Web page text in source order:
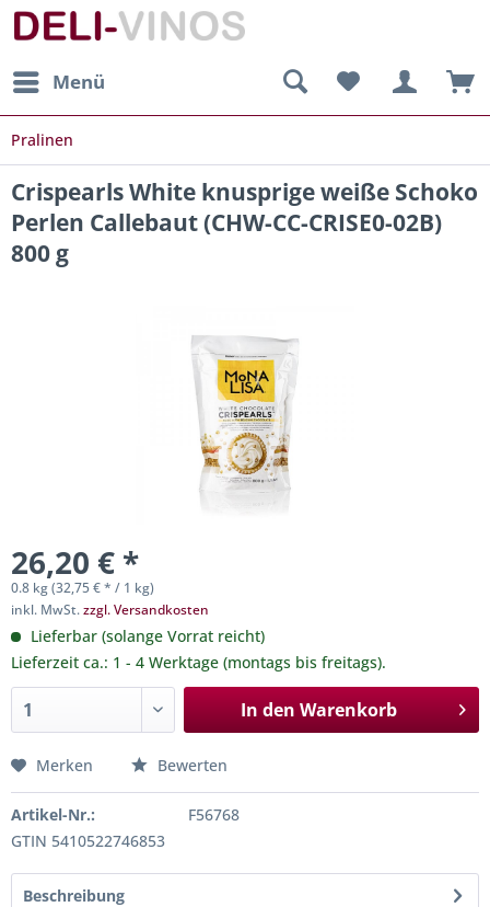
Menü
Pralinen
Crispearls White knusprige weiße Schoko
Perlen Callebaut (CHW-CC-CRISE0-02B)
800 g
26,20 € *
0.8 kg (32,75 € * / 1 kg)
inkl. MwSt.zzgl. Versandkosten
Lieferbar (solange Vorrat reicht)
Lieferzeit ca.: 1 - 4 Werktage (montags bis freitags).
In den Warenkorb
Merken Bewerten
Artikel-Nr.:
F56768
GTIN 5410522746853
Beschreibung